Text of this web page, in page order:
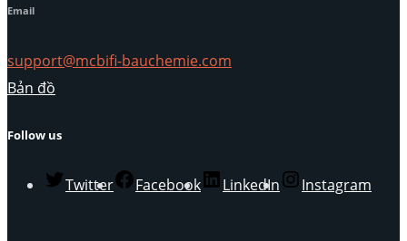
Email
support@mcbifi-bauchemie.com
Bản đồ
Follow us
Twitter Facebook LinkedIn Instagram